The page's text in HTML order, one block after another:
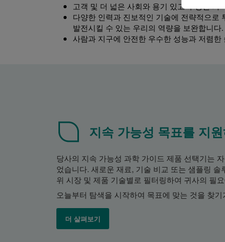
고객 및 더 넓은 사회와 용기 있고 투명한 과
다양한 인력과 진보적인 기술에 전략적으로
발전시킬 수 있는 우리의 역량을 보완합니다.
사람과 지구에 안전한 우수한 성능과 저렴
지속 가능성 목표를 지
당사의 지속 가능성 과학 가이드 제품 선택기는
었습니다. 새로운 재료, 기술 비교 또는 샘플링
위 시장 및 제품 기술별로 필터링하여 귀사의 필
오늘부터 탐색을 시작하여 목표에 맞는 것을 찾
더 살펴보기